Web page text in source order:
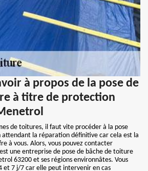
à propos de la pose de
à titre de protection
de toitures, il faut vite procéder à la pose
attendant la réparation définitive car cela est la
à vous. Alors, vous pouvez contacter
une entreprise de pose de bâche de toiture
63200 et ses régions environnâtes. Vous
et 7 j/7 car elle peut intervenir en cas